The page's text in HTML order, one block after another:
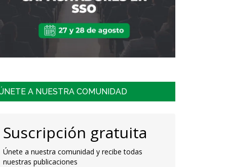
A NUESTRA COMUNIDAD
Suscripción gratuita
Únete a nuestra comunidad y recibe todas
nuestras publicaciones